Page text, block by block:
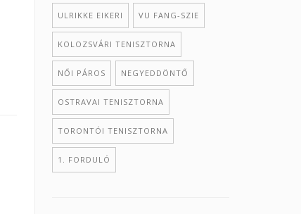
ULRIKKE EIKERI VU FANG-SZIE
KOLOZSVÁRI TENISZTORNA
NŐI PÁROS NEGYEDDÖNTŐ
OSTRAVAI TENISZTORNA
TORONTÓI TENISZTORNA
1. FORDULÓ